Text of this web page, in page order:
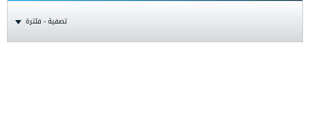
تصفية - فلترة